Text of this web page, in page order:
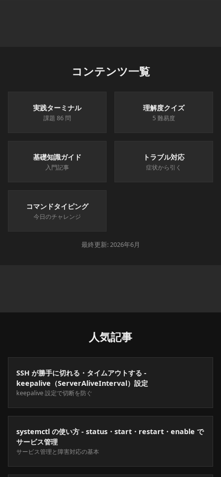
コンテンツ一覧
実践ターミナル
課題 86 問
理解度クイズ
5 難易度
基礎知識ガイド
入門記事
トラブル対応
症状から引く
コマンドタイピング
今日のチャレンジ
最終更新: 2026年6月
人気記事
SSH が勝手に切れる・タイムアウトする -
keepalive（ServerAliveInterval）設定
keepalive 設定で切断を防ぐ
systemctl の使い方 - status・start・restart・enable で
サービス管理
サービス管理と障害対応の基本